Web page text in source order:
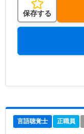
保存する
言語聴覚士 正職員